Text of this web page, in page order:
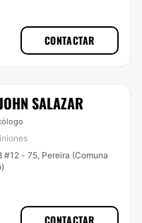
CONTACTAR
SALAZAR
#12 - 75, Pereira (Comuna
CONTACTAR